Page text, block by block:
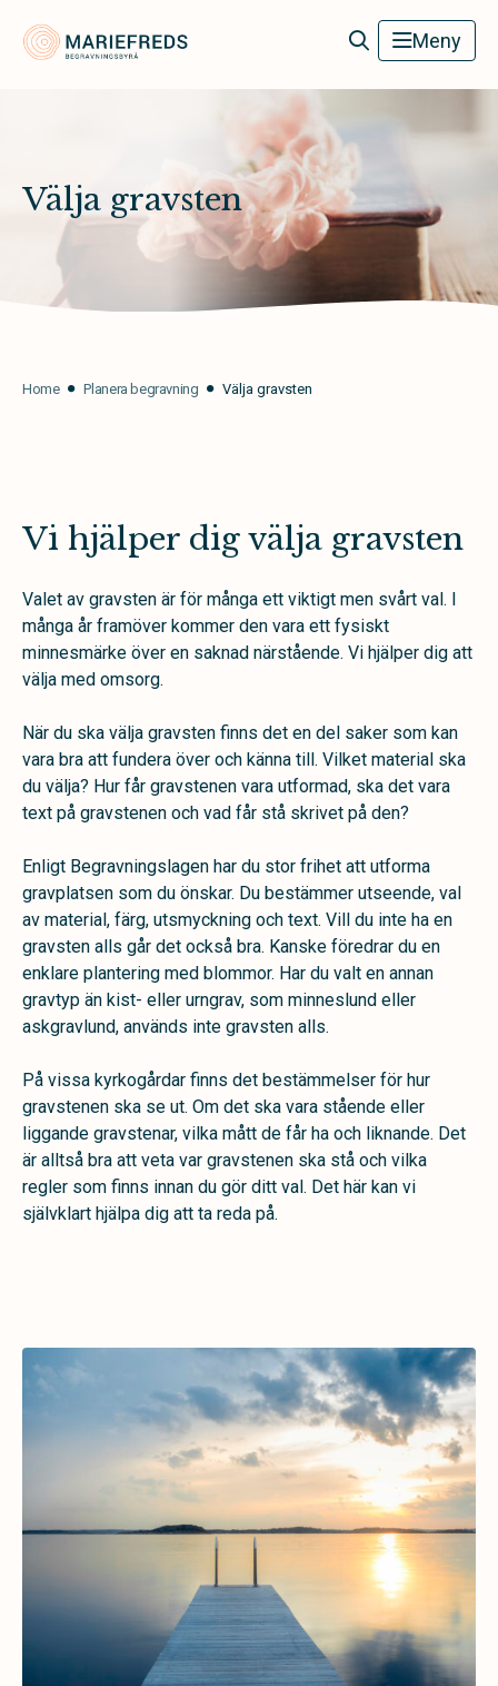
Mariefreds Begravningsbyrå Meny
Välja gravsten
Home Planera begravning Välja gravsten
Vi hjälper dig välja gravsten
Valet av gravsten är för många ett viktigt men svårt val. I
många år framöver kommer den vara ett fysiskt
minnesmärke över en saknad närstående. Vi hjälper dig att
välja med omsorg.
När du ska välja gravsten finns det en del saker som kan
vara bra att fundera över och känna till. Vilket material ska
du välja? Hur får gravstenen vara utformad, ska det vara
text på gravstenen och vad får stå skrivet på den?
Enligt Begravningslagen har du stor frihet att utforma
gravplatsen som du önskar. Du bestämmer utseende, val
av material, färg, utsmyckning och text. Vill du inte ha en
gravsten alls går det också bra. Kanske föredrar du en
enklare plantering med blommor. Har du valt en annan
gravtyp än kist- eller urngrav, som minneslund eller
askgravlund, används inte gravsten alls.
På vissa kyrkogårdar finns det bestämmelser för hur
gravstenen ska se ut. Om det ska vara stående eller
liggande gravstenar, vilka mått de får ha och liknande. Det
är alltså bra att veta var gravstenen ska stå och vilka
regler som finns innan du gör ditt val. Det här kan vi
självklart hjälpa dig att ta reda på.